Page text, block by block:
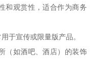
和观赏性，适合作为商务
于宣传或限量版产品。
（如酒吧、酒店）的装饰